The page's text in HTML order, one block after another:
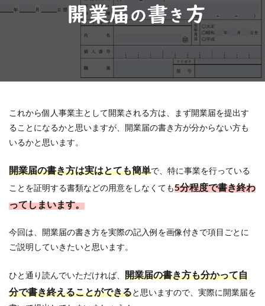
これから個人事業主として開業される方は、まず開業届を提出す
ることになるかと思いますが、開業届の書き方が分からない方も
いるかと思います。
開業届の書き方は実はとても簡単で、特に事業を行っている
ことを証明する書類などの用意をしなくても5分程度で書き終わ
ってしまいます。
今回は、開業届の書き方を実際の記入例を画像付きで項目ごとに
ご説明していきたいと思います。
ひと通り読んでいただければ、 開業届の書き方も分かって自
分で書き終えることができると思いますので、実際に開業届を